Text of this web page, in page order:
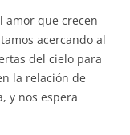
amor que crecen
acercando al
del cielo para
la relación de
y nos espera